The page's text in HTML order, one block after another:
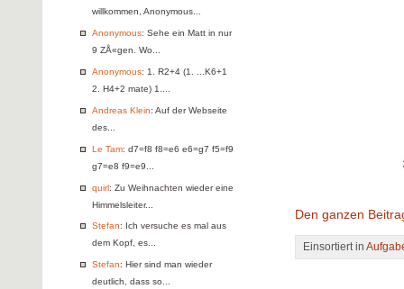
willkommen, Anonymous...
Anonymous: Sehe ein Matt in nur
9 ZÅ«gen. Wo...
Anonymous: 1. R2+4 (1. ...K6+1
2. H4+2 mate) 1....
Andreas Klein: Auf der Webseite
des...
Le Tam: d7=f8 f8=e6 e6=g7 f5=f9
g7=e8 f9=e9...
quirl: Zu Weihnachten wieder eine
Himmelsleiter...
Stefan: Ich versuche es mal aus
dem Kopf, es...
Stefan: Hier sind man wieder
deutlich, dass so...
Den ganzen
Einsortiert in